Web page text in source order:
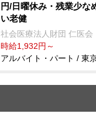
円/日曜休み・残業少な
い老健
社会医療法人財団 仁医会
時給1,932円～
アルバイト・パート / 東